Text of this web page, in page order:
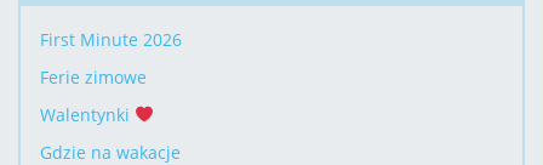
First Minute 2026
Ferie zimowe
Walentynki
Gdzie na wakacje